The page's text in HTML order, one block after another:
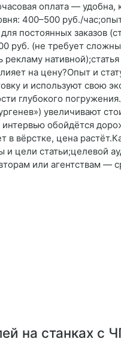
оплата —
400–500 руб./
постоянных заказов
руб. (не требует
на цену?Опыт и
и используют свою
глубокого
увеличивают
обойдётся
вёрстке, цена
цели статьи;целевой
или агентствам
на станках с